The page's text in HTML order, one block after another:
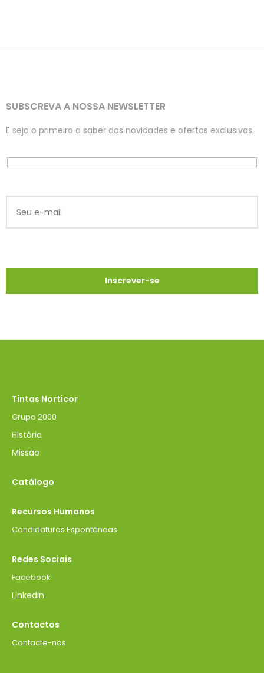
SUBSCREVA A NOSSA NEWSLETTER
E seja o primeiro a saber das novidades e ofertas exclusivas.
Tintas Norticor
Grupo 2000
História
Missão
Catálogo
Recursos Humanos
Candidaturas Espontâneas
Redes Sociais
Facebook
Linkedin
Contactos
Contacte-nos